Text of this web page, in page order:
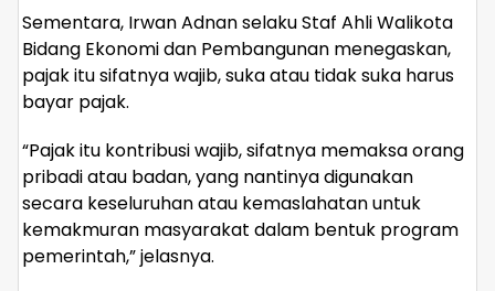
Sementara, Irwan Adnan selaku Staf Ahli Walikota
Bidang Ekonomi dan Pembangunan menegaskan,
pajak itu sifatnya wajib, suka atau tidak suka harus
bayar pajak.
“Pajak itu kontribusi wajib, sifatnya memaksa orang
pribadi atau badan, yang nantinya digunakan
secara keseluruhan atau kemaslahatan untuk
kemakmuran masyarakat dalam bentuk program
pemerintah,” jelasnya.